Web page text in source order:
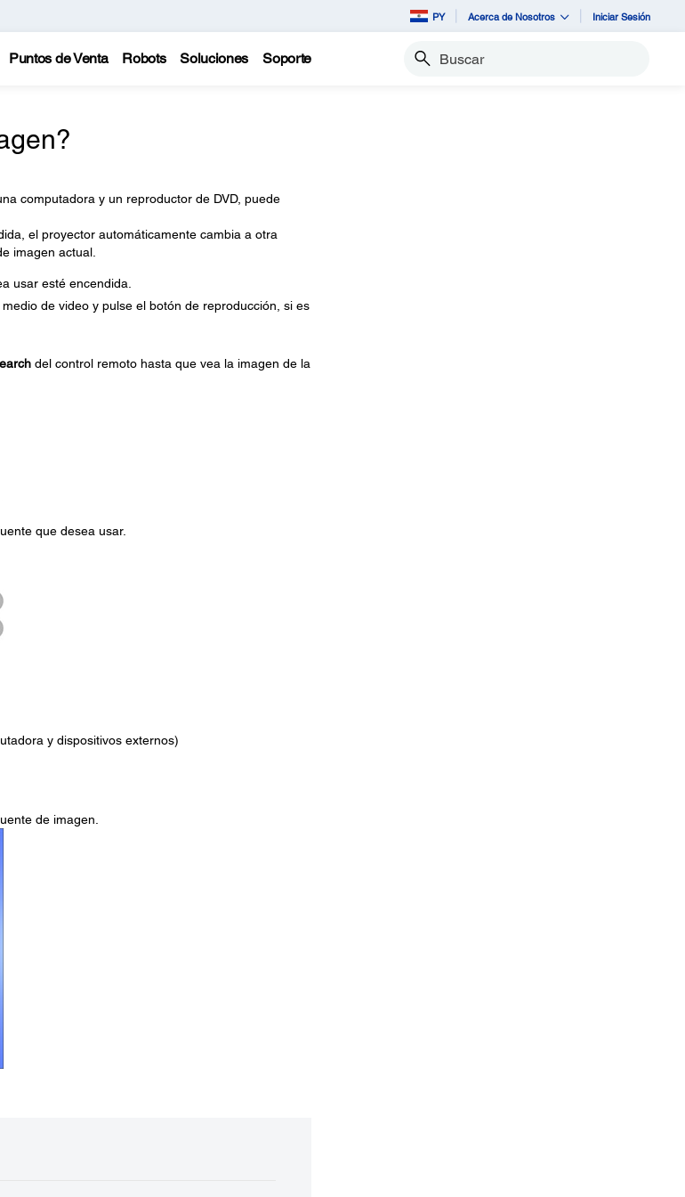
PY Acerca de Nosotros Iniciar Sesión
Puntos de Venta Robots Soluciones Soporte Buscar
computadora y un reproductor de DVD, puede
el proyector automáticamente cambia a otra
imagen actual.
usar esté encendida.
de video y pulse el botón de reproducción, si es
del control remoto hasta que vea la imagen de la
que desea usar.
y dispositivos externos)
de imagen.